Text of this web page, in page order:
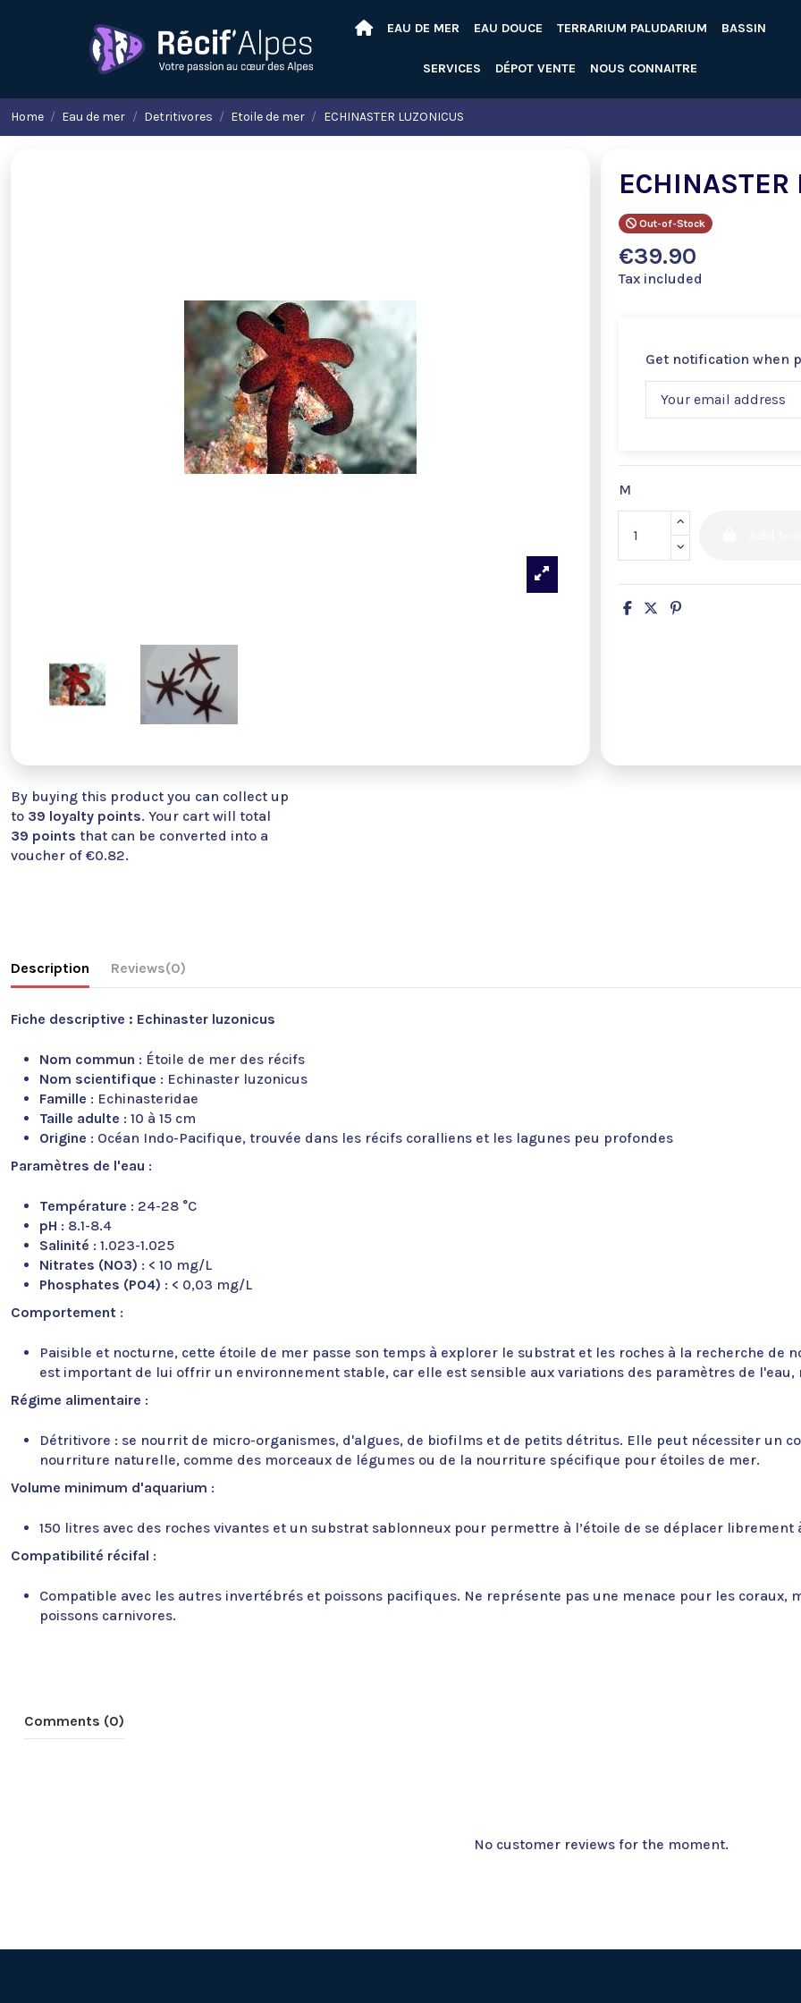
EAU DE MER EAU DOUCE TERRARIUM PALUDARIUM BASSIN
SERVICES DÉPOT VENTE NOUS CONNAITRE
Home Eau de mer Detritivores Etoile de mer ECHINASTER LUZONICUS
Out-of-Stock
€39.90
Tax included
Get notification when
M
By buying this product you can collect up
to 39 loyalty points. Your cart will total
39 points that can be converted into a
voucher of €0.82.
Description Reviews(0)
Fiche descriptive : Echinaster luzonicus
Nom commun : Étoile de mer des récifs
Nom scientifique : Echinaster luzonicus
Famille : Echinasteridae
Taille adulte : 10 à 15 cm
Origine : Océan Indo-Pacifique, trouvée dans les récifs coralliens et les lagunes peu profondes
Paramètres de l'eau :
Température : 24-28 °C
pH : 8.1-8.4
Salinité : 1.023-1.025
Nitrates (NO3) : < 10 mg/L
Phosphates (PO4) : < 0,03 mg/L
Comportement :
Paisible et nocturne, cette étoile de mer passe son temps à explorer le substrat et les roches à la recherche
est important de lui offrir un environnement stable, car elle est sensible aux variations des paramètres de
Régime alimentaire :
Détritivore : se nourrit de micro-organismes, d'algues, de biofilms et de petits détritus. Elle peut nécessiter un
nourriture naturelle, comme des morceaux de légumes ou de la nourriture spécifique pour étoiles de mer.
Volume minimum d'aquarium :
150 litres avec des roches vivantes et un substrat sablonneux pour permettre à l’étoile de se déplacer
Compatibilité récifal :
Compatible avec les autres invertébrés et poissons pacifiques. Ne représente pas une menace pour les coraux,
poissons carnivores.
Comments (0)
No customer reviews for the moment.